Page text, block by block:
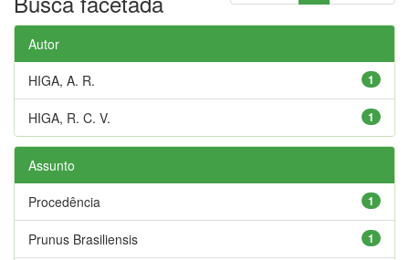
Autor
1
HIGA, A. R.
1
HIGA, R. C. V.
Assunto
1
Procedência
1
Prunus Brasiliensis